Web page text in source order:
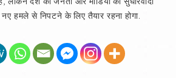
हमले से निपटने के लिए तैयार रहना होगा.